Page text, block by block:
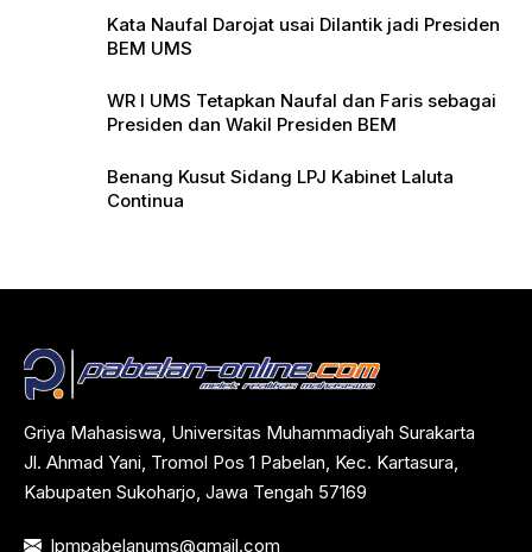
Kata Naufal Darojat usai Dilantik jadi Presiden
BEM UMS
WR I UMS Tetapkan Naufal dan Faris sebagai
Presiden dan Wakil Presiden BEM
Benang Kusut Sidang LPJ Kabinet Laluta
Continua
Griya Mahasiswa, Universitas Muhammadiyah Surakarta
Jl. Ahmad Yani, Tromol Pos 1 Pabelan, Kec. Kartasura,
Kabupaten Sukoharjo, Jawa Tengah 57169
lpmpabelanums@gmail.com